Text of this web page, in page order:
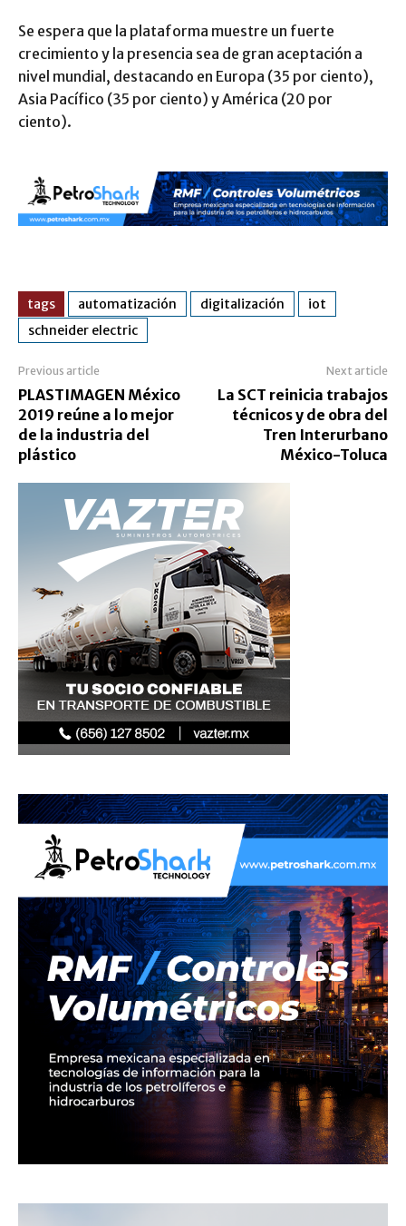
Se espera que la plataforma muestre un fuerte
crecimiento y la presencia sea de gran aceptación a
nivel mundial, destacando en Europa (35 por ciento),
Asia Pacífico (35 por ciento) y América (20 por
ciento).
tags automatización digitalización
iot
schneider electric
Previous article
PLASTIMAGEN México
2019 reúne a lo mejor
de la industria del
plástico
Next article
La SCT reinicia trabajos
técnicos y de obra del
Tren Interurbano
México-Toluca